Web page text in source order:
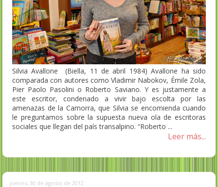
Silvia Avallone (Biella, 11 de abril 1984) Avallone ha sido
comparada con autores como Vladimir Nabokov, Émile Zola,
Pier Paolo Pasolini o Roberto Saviano. Y es justamente a
este escritor, condenado a vivir bajo escolta por las
amenazas de la Camorra, que Silvia se encomienda cuando
le preguntamos sobre la supuesta nueva ola de escritoras
sociales que llegan del país transalpino. “Roberto ...
Leer más...
jueves, 30 de agosto de 2012